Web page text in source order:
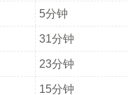
5分钟
31分钟
23分钟
15分钟